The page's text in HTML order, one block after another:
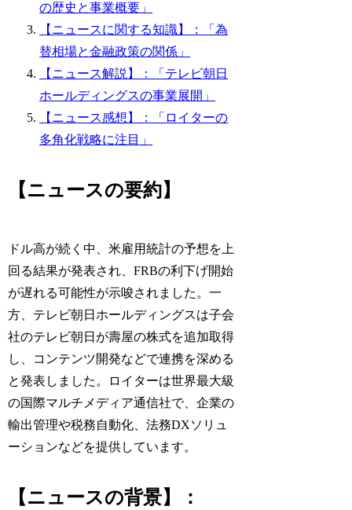
の歴史と事業概要」
【ニュースに関する知識】：「為
替相場と金融政策の関係」
【ニュース解説】：「テレビ朝日
ホールディングスの事業展開」
【ニュース感想】：「ロイターの
多角化戦略に注目」
【ニュースの要約】
ドル高が続く中、米雇用統計の予想を上
回る結果が発表され、FRBの利下げ開始
が遅れる可能性が示唆されました。一
方、テレビ朝日ホールディングスは子会
社のテレビ朝日が壽屋の株式を追加取得
し、コンテンツ開発などで連携を深める
と発表しました。ロイターは世界最大級
の国際マルチメディア通信社で、企業の
輸出管理や税務自動化、法務DXソリュ
ーションなどを提供しています。
【ニュースの背景】：